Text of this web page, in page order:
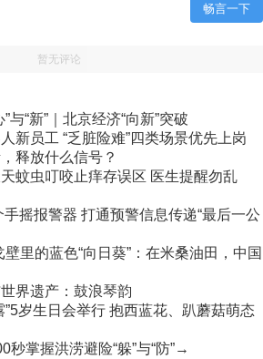
畅言一下
暂无评论
与“新”｜北京经济“向新”突破
新员工 “乏脏险难”四类场景优先上岗
释放什么信号？
蚊虫叮咬止痒存误区 医生提醒勿乱
摇报警器 打通预警信息传递“最后一公
里的蓝色“向日葵”：在米桑油田，中国
界遗产：鼓浪琴韵
”5岁生日会举行 抱西蓝花、趴蘑菇萌态
秒掌握洪涝避险“躲”与“防”→